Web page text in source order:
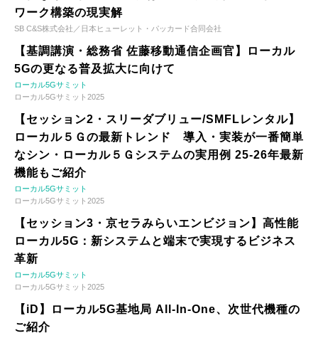
ワーク構築の現実解
SB C&S株式会社／日本ヒューレット・パッカード合同会社
【基調講演・総務省 佐藤移動通信企画官】ローカル
5Gの更なる普及拡大に向けて
ローカル5Gサミット
ローカル5Gサミット2025
【セッション2・スリーダブリュー/SMFLレンタル】
ローカル５Ｇの最新トレンド 導入・実装が一番簡単
なシン・ローカル５Ｇシステムの実用例 25-26年最新
機能もご紹介
ローカル5Gサミット
ローカル5Gサミット2025
【セッション3・京セラみらいエンビジョン】高性能
ローカル5G：新システムと端末で実現するビジネス
革新
ローカル5Gサミット
ローカル5Gサミット2025
【iD】ローカル5G基地局 All-In-One、次世代機種の
ご紹介